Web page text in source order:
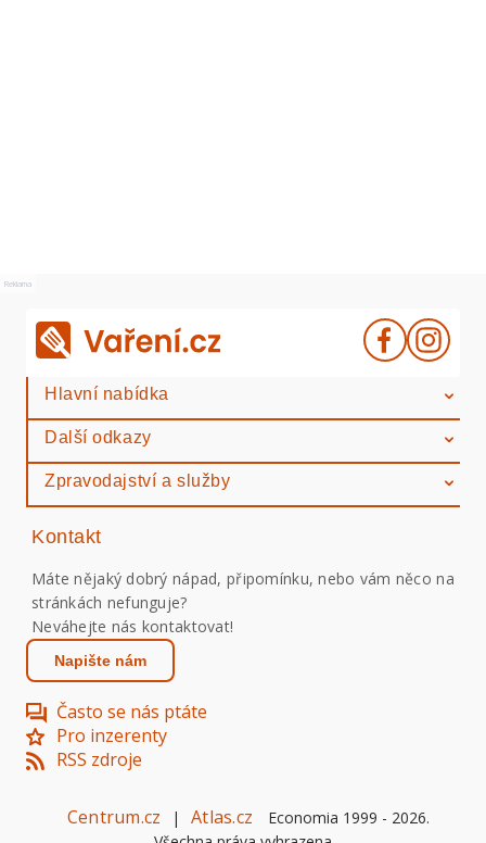
Reklama
Hlavní nabídka
Další odkazy
Zpravodajství a služby
Kontakt
Máte nějaký dobrý nápad, připomínku, nebo vám něco na
stránkách nefunguje?
Neváhejte nás kontaktovat!
Napište nám
Často se nás ptáte
Pro inzerenty
RSS zdroje
Centrum.cz | Atlas.cz Economia 1999 - 2026.